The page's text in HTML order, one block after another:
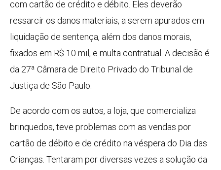
com cartão de crédito e débito. Eles deverão
ressarcir os danos materiais, a serem apurados em
liquidação de sentença, além dos danos morais,
fixados em R$ 10 mil, e multa contratual. A decisão é
da 27ª Câmara de Direito Privado do Tribunal de
Justiça de São Paulo.
De acordo com os autos, a loja, que comercializa
brinquedos, teve problemas com as vendas por
cartão de débito e de crédito na véspera do Dia das
Crianças. Tentaram por diversas vezes a solução da